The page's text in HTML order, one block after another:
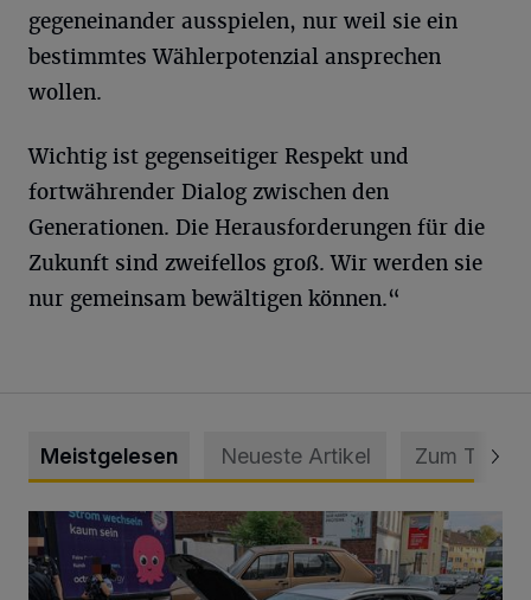
gegeneinander ausspielen, nur weil sie ein
bestimmtes Wählerpotenzial ansprechen
wollen.
Wichtig ist gegenseitiger Respekt und
fortwährender Dialog zwischen den
Generationen. Die Herausforderungen für die
Zukunft sind zweifellos groß. Wir werden sie
nur gemeinsam bewältigen können.“
Meistgelesen Neueste Artikel Zum Thema
Schwerer Unfall mit 2,48 Promille